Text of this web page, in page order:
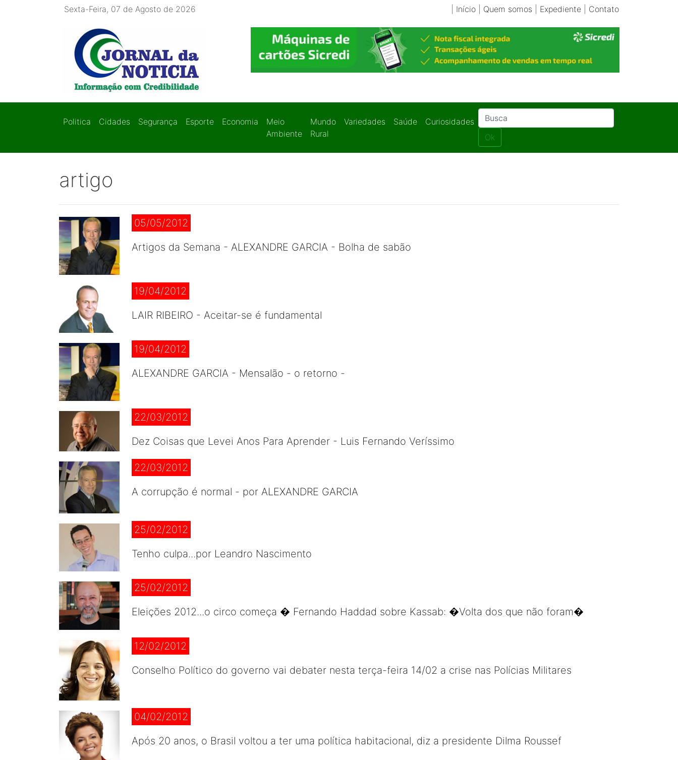
Sexta-Feira, 07 de Agosto de 2026 Início| Quem somos Expediente| Contato
Politica Cidades Segurança Esporte Economia
Meio
Ambiente
Mundo
Rural
Variedades Saúde
Curiosidades
Ok
artigo
05/05/2012
Artigos da Semana - ALEXANDRE GARCIA - Bolha de sabão
19/04/2012
LAIR RIBEIRO - Aceitar-se é fundamental
19/04/2012
ALEXANDRE GARCIA - Mensalão - o retorno -
22/03/2012
Dez Coisas que Levei Anos Para Aprender - Luis Fernando Veríssimo
22/03/2012
A corrupção é normal - por ALEXANDRE GARCIA
25/02/2012
Tenho culpa...por Leandro Nascimento
25/02/2012
Eleições 2012...o circo começa � Fernando Haddad sobre Kassab: �Volta dos que não foram�
12/02/2012
Conselho Político do governo vai debater nesta terça-feira 14/02 a crise nas Polícias Militares
04/02/2012
Após 20 anos, o Brasil voltou a ter uma política habitacional, diz a presidente Dilma Roussef